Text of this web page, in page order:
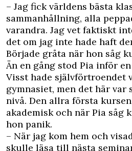
– Jag fick världens bästa
sammanhållning, alla
varandra. Jag vet faktiskt
det om jag inte hade haft
Började gråta när hon såg
Än en gång stod Pia inför
Visst hade självförtroendet
gymnasiet, men det här var
nivå. Den allra första
akademisk och när Pia såg
hon panik.
– När jag kom hem och
skulle läsa till nästa